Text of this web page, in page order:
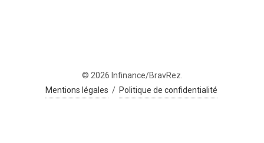
© 2026 Infinance/BravRez.
Mentions légales / Politique de confidentialité